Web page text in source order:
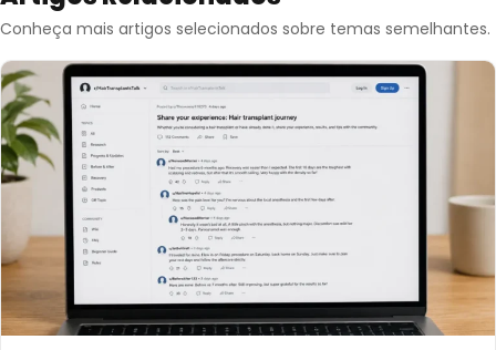
Conheça mais artigos selecionados sobre temas semelhantes.